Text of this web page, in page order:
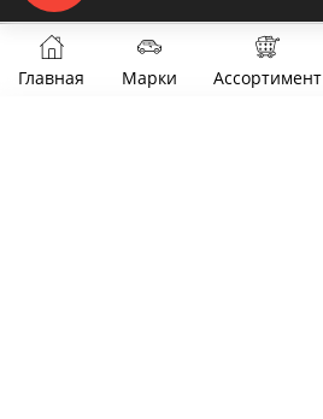
Главная Марки Ассортимент